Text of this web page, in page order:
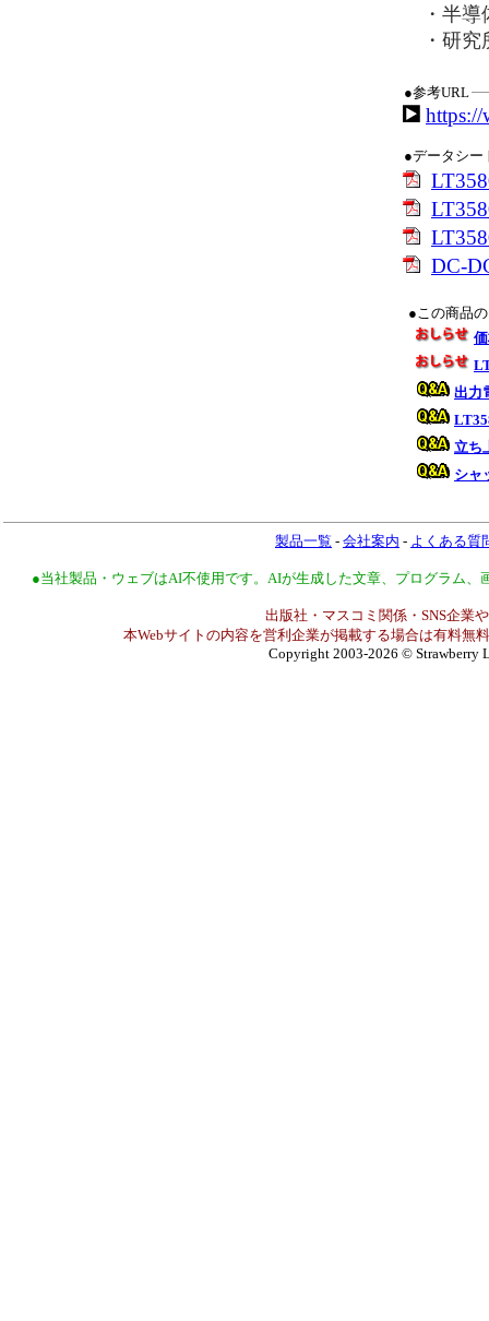
・半導
・研究
●参考URL
https://
●データシー
DC-
●この商品
出力
立ち
シャ
製品一覧 - 会社案内 - よくある質
●当社製品・ウェブはAI不使用です。AIが生成した文章、プログラム
出版社・マスコミ関係・SNS企業
本Webサイトの内容を営利企業が掲載する場合は有料無
Copyright 2003-2026 © Strawberry